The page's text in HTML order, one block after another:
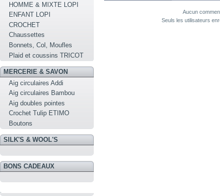
HOMME & MIXTE LOPI
ENFANT LOPI
CROCHET
Chaussettes
Bonnets, Col, Moufles
Plaid et coussins TRICOT
MERCERIE & SAVON
Aig circulaires Addi
Aig circulaires Bambou
Aig doubles pointes
Crochet Tulip ETIMO
Boutons
SILK'S & WOOL'S
BONS CADEAUX
Aucun
Seuls les utilisateurs